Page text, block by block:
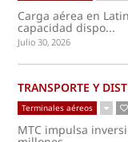
Carga aérea en
capacidad dispo...
Julio 30, 2026
TRANSPORTE Y
Terminales aéreos
MTC impulsa